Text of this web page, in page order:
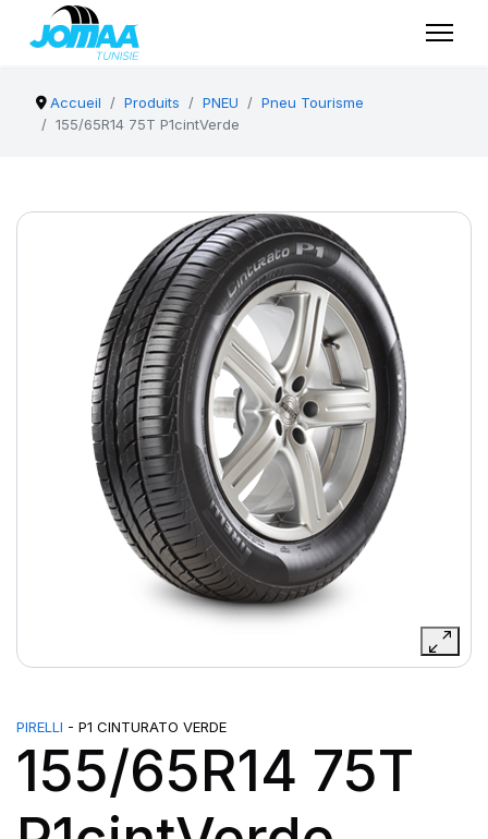
Accueil Produits PNEU
Pneu Tourisme
155/65R14 75T P1cintVerde
PIRELLI - P1 CINTURATO VERDE
155/65R14 75T